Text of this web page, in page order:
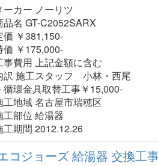
ーカー ノーリツ
品名 GT-C2052SARX
価 ￥381,150-
価 ￥175,000-
事費用 上記金額に含む
訳 施工スタッフ 小林・西尾
循環金具取替工事￥15,000-
工地域 名古屋市瑞穂区
工部位 給湯器
工期間 2012.12.26
コジョーズ 給湯器 交換工